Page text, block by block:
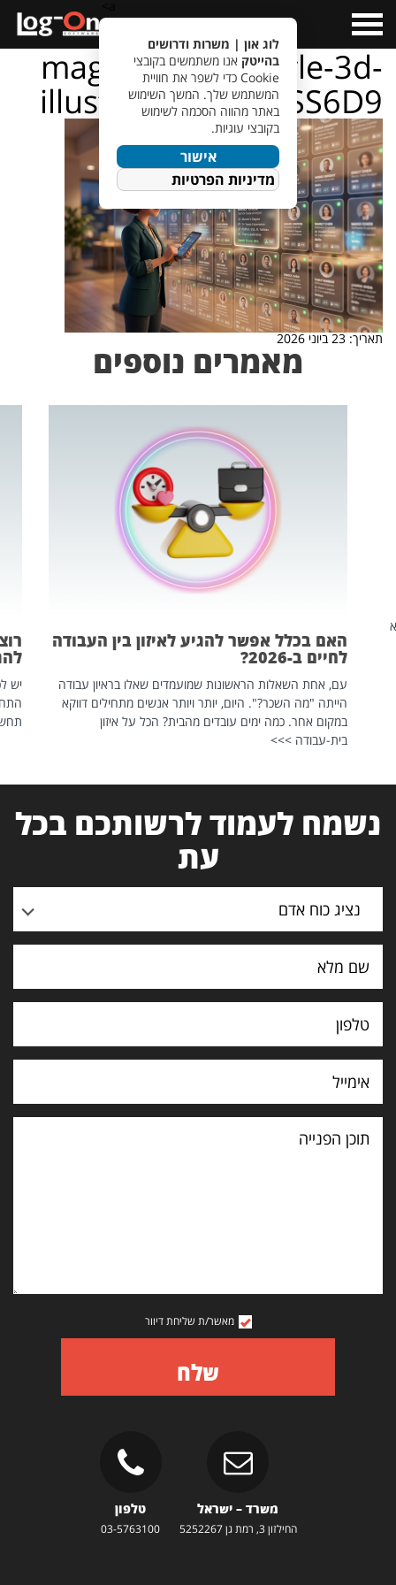
Menu
magnific_pixarstyle-3d-
illustratio_NZsaZSS6D9
תאריך: 23 ביוני 2026
מאמרים נוספים
האם בכלל אפשר להגיע לאיזון בין העבודה
לחיים ב-2026?
עם, אחת השאלות הראשונות שמועמדים שאלו בראיון עבודה
הייתה "מה השכר?". היום, יותר ויותר אנשים מתחילים דווקא
במקום אחר. כמה ימים עובדים מהבית? הכל על איזון
בית-עבודה >>>
יש
נשמח לעמוד לרשותכם בכל
עת
נציג כוח אדם
תוכן
הפנייה
מאשר/ת שליחת דיוור
שלח
משרד – ישראל
החילזון 3, רמת גן 5252267
טלפון
03-5763100
לוג און | משרות ודרושים
בהייטק אנו משתמשים בקובצי
Cookie כדי לשפר את חוויית
המשתמש שלך. המשך השימוש
באתר מהווה הסכמה לשימוש
בקובצי עוגיות.
אישור
מדיניות הפרטיות